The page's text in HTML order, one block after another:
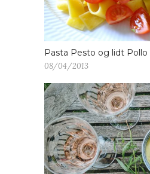
Pasta Pesto og lidt Pollo
08/04/2013